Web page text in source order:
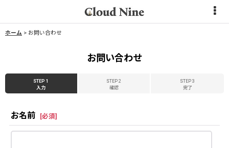
ホーム > お問い合わせ
お問い合わせ
STEP 1
入力
STEP 2
確認
STEP 3
完了
お名前 [必須]